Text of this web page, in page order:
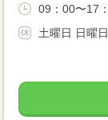
09：00〜17
土曜日 日曜